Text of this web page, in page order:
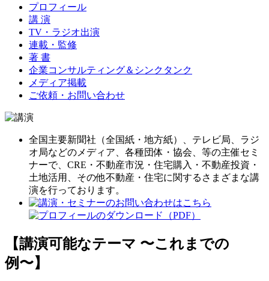
プロフィール
講 演
TV・ラジオ出演
連載・監修
著 書
企業コンサルティング＆シンクタンク
メディア掲載
ご依頼・お問い合わせ
全国主要新聞社（全国紙・地方紙）、テレビ局、ラジ
オ局などのメディア、各種団体・協会、等の主催セミ
ナーで、CRE・不動産市況・住宅購入・不動産投資・
土地活用、その他不動産・住宅に関するさまざまな講
演を行っております。
【講演可能なテーマ 〜これまでの
例〜】